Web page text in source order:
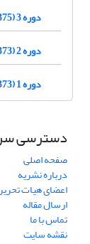
دوره 3 (1375)
دوره 2 (1373)
دوره 1 (1373)
دسترسی
صفحه اصلی
درباره نشریه
اعضای هیات
ارسال مقاله
تماس با ما
نقشه سایت